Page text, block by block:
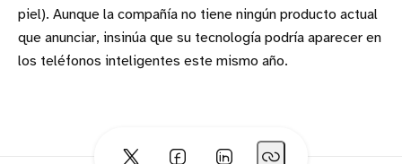
piel). Aunque la compañía no tiene ningún producto actual
que anunciar, insinúa que su tecnología podría aparecer en
los teléfonos inteligentes este mismo año.